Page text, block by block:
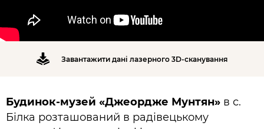
Завантажити дані лазерного 3D-сканування
Будинок-музей «Джеордже Мунтян» в с.
Білка розташований в радівецькому